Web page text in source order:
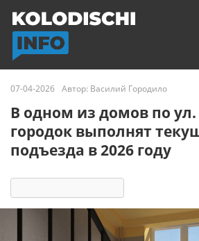
07-04-2026 Автор: Василий Городило
В одном из домов по
городок выполнят
подъезда в 2026 году